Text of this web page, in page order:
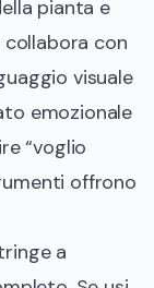
pianta e
collabora con
visuale
emozionale
“voglio
offrono
a